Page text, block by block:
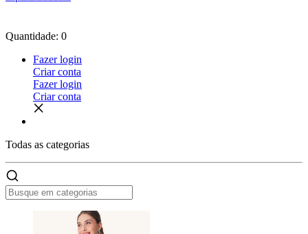
Quantidade: 0
Fazer login
Criar conta
Fazer login
Criar conta
Todas as categorias